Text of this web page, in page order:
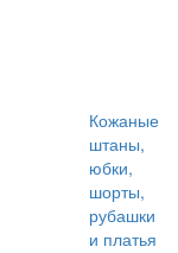
Кожаные
штаны,
юбки,
шорты,
рубашки
и платья